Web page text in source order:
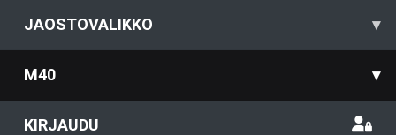
JAOSTOVALIKKO ▾
M40 ▾
KIRJAUDU